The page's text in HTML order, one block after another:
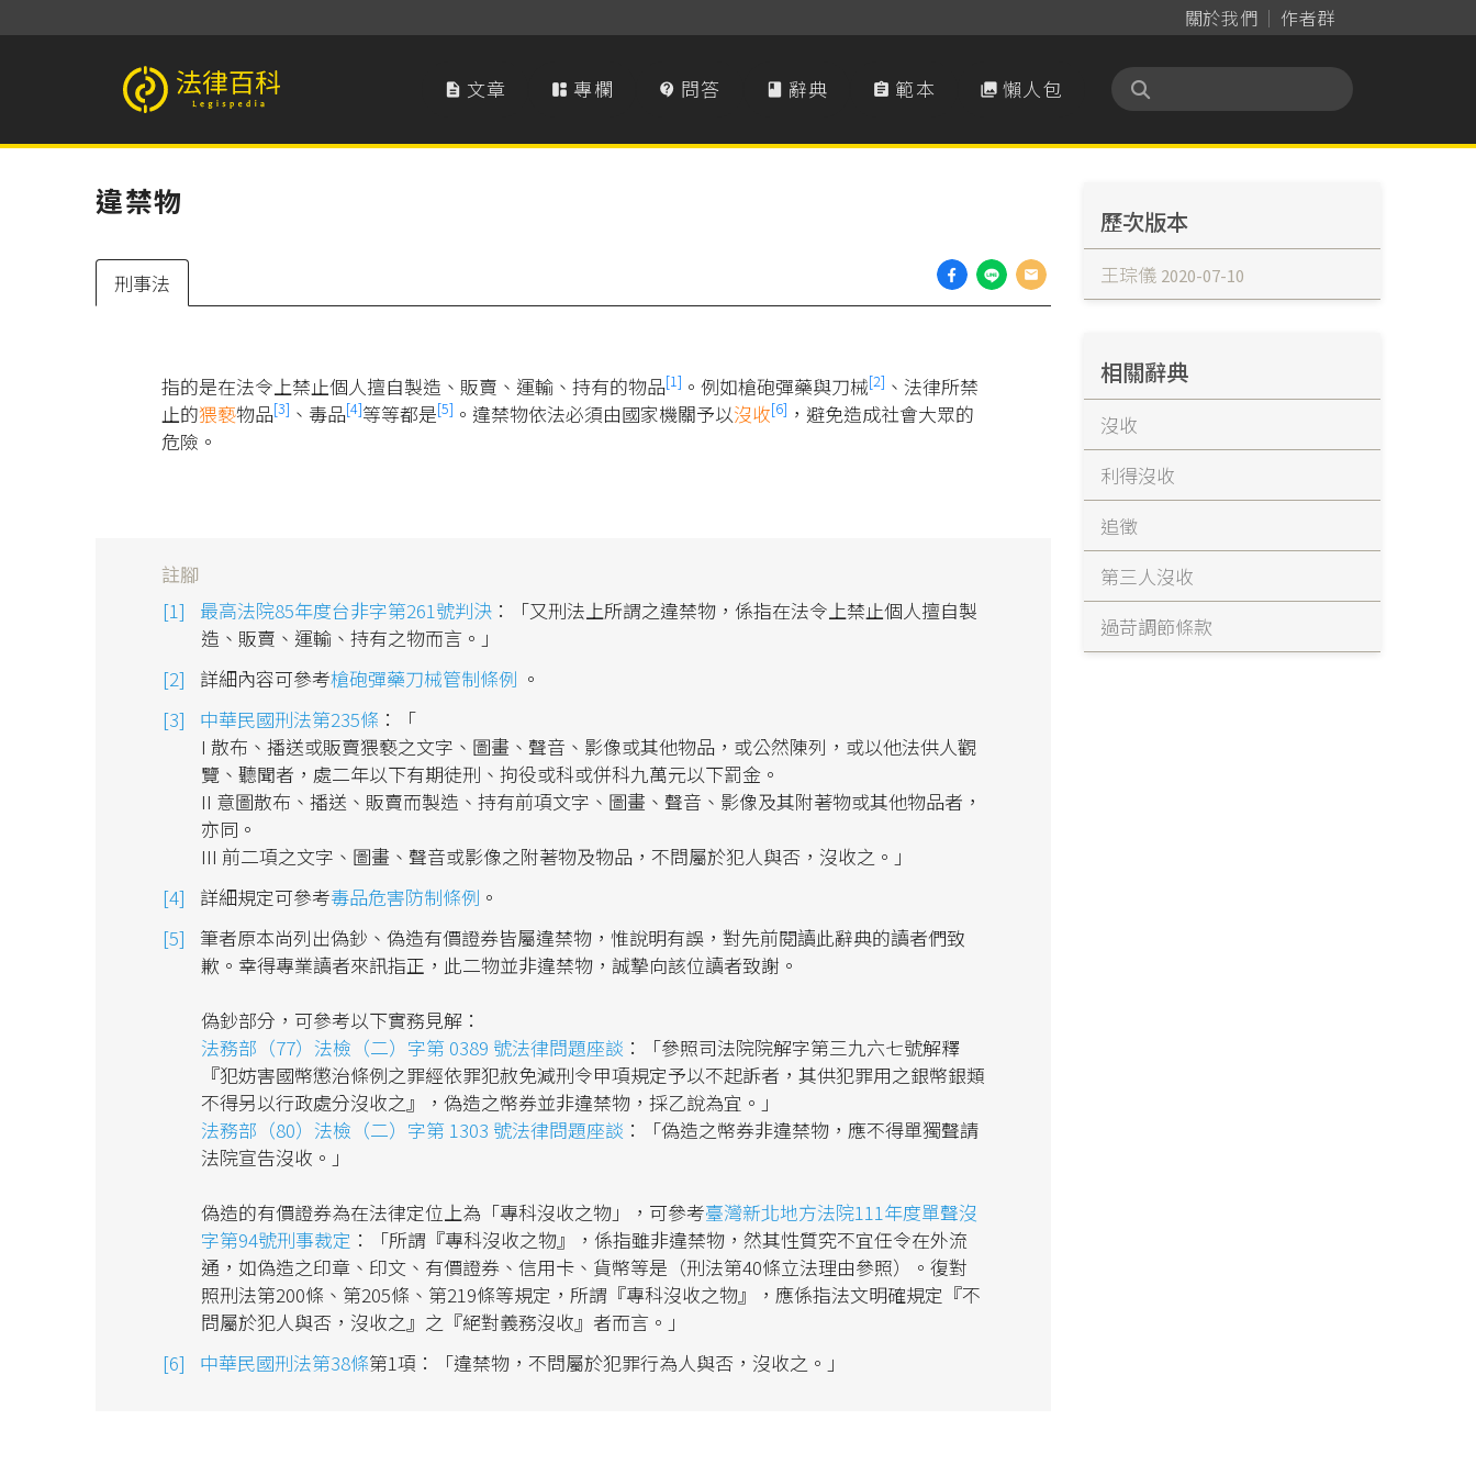
關於我們 作者群
法律百科 Legispedia  文章  專欄  問答  辭典  範本  懶人包
違禁物
刑事法
指的是在法令上禁止個人擅自製造、販賣、運輸、持有的物品[1] 。例如槍砲彈藥與刀械[2] 、法律所禁
止的猥褻物品[3] 、毒品[4]等等都是[5] 。違禁物依法必須由國家機關予以沒收[6] ，避免造成社會大眾的
危險。
註腳
最高法院85年度台非字第261號判決 ：「又刑法上所謂之違禁物，係指在法令上禁止個人擅自製
造、販賣、運輸、持有之物而言。」
詳細內容可參考槍砲彈藥刀械管制條例 。
中華民國刑法第235條 ：「
I 散布、播送或販賣猥褻之文字、圖畫、聲音、影像或其他物品，或公然陳列，或以他法供人觀
覽、聽聞者，處二年以下有期徒刑、拘役或科或併科九萬元以下罰金。
II 意圖散布、播送、販賣而製造、持有前項文字、圖畫、聲音、影像及其附著物或其他物品者，
亦同。
III 前二項之文字、圖畫、聲音或影像之附著物及物品，不問屬於犯人與否，沒收之。」
詳細規定可參考毒品危害防制條例 。
筆者原本尚列出偽鈔、偽造有價證券皆屬違禁物，惟說明有誤，對先前閱讀此辭典的讀者們致
歉。幸得專業讀者來訊指正，此二物並非違禁物，誠摯向該位讀者致謝。
偽鈔部分，可參考以下實務見解：
法務部（77）法檢（二）字第 0389 號法律問題座談 ：「參照司法院院解字第三九六七號解釋
『犯妨害國幣懲治條例之罪經依罪犯赦免減刑令甲項規定予以不起訴者，其供犯罪用之銀幣銀類
不得另以行政處分沒收之』，偽造之幣券並非違禁物，採乙說為宜。」
法務部（80）法檢（二）字第 1303 號法律問題座談 ：「偽造之幣券非違禁物，應不得單獨聲請
法院宣告沒收。」
偽造的有價證券為在法律定位上為「專科沒收之物」，可參考臺灣新北地方法院111年度單聲沒
字第94號刑事裁定 ：「所謂『專科沒收之物』，係指雖非違禁物，然其性質究不宜任令在外流
通，如偽造之印章、印文、有價證券、信用卡、貨幣等是（刑法第40條立法理由參照）。復對
照刑法第200條、第205條、第219條等規定，所謂『專科沒收之物』，應係指法文明確規定『不
問屬於犯人與否，沒收之』之『絕對義務沒收』者而言。」
中華民國刑法第38條第1項：「違禁物，不問屬於犯罪行為人與否，沒收之。」
歷次版本
王琮儀 2020-07-10
相關辭典
沒收
利得沒收
追徵
第三人沒收
過苛調節條款